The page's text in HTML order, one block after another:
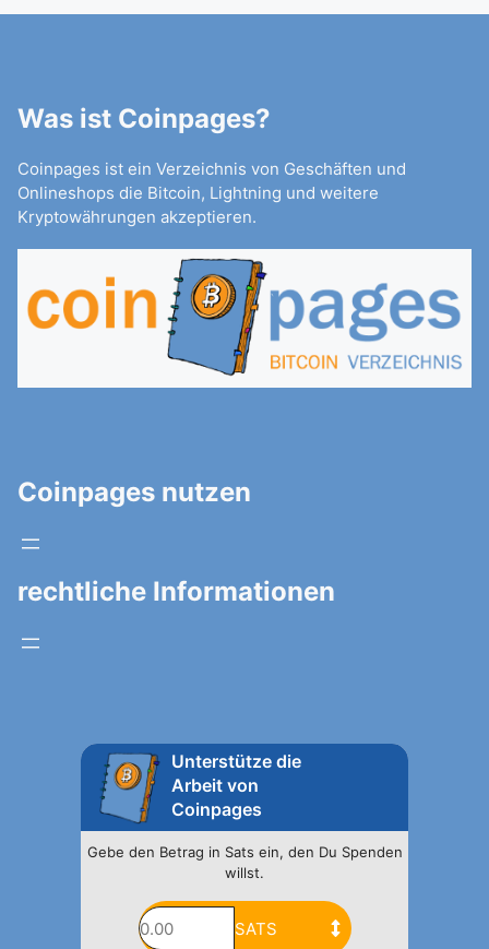
Was ist Coinpages?
Coinpages ist ein Verzeichnis von Geschäften und
Onlineshops die Bitcoin, Lightning und weitere
Kryptowährungen akzeptieren.
Coinpages nutzen
rechtliche Informationen
Unterstütze die
Arbeit von
Coinpages
Gebe den Betrag in Sats ein, den Du Spenden
willst.